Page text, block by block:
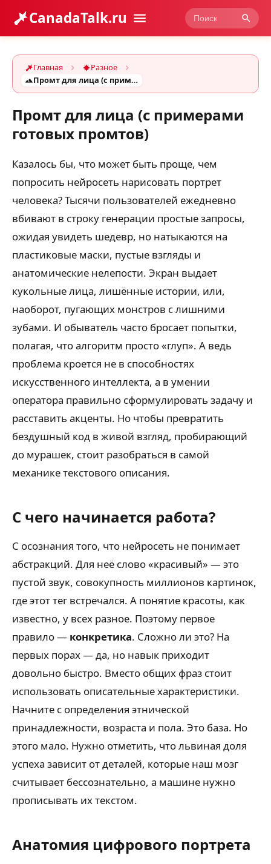
CanadaTalk.ru
Главная
Разное
Промт для лица (с примерами готовых промтов)
Промт для лица (с примерами
готовых промтов)
Казалось бы, что может быть проще, чем
попросить нейросеть нарисовать портрет
человека? Тысячи пользователей ежедневно
вбивают в строку генерации простые запросы,
ожидая увидеть шедевр, но натыкаются на
пластиковые маски, пустые взгляды и
анатомические нелепости. Экран выдает
кукольные лица, лишённые истории, или,
наоборот, пугающих монстров с лишними
зубами. И обыватель часто бросает попытки,
полагая, что алгоритм просто «глуп». А ведь
проблема кроется не в способностях
искусственного интеллекта, а в умении
оператора правильно сформулировать задачу и
расставить акценты. Но чтобы превратить
бездушный код в живой взгляд, пробирающий
до мурашек, стоит разобраться в самой
механике текстового описания.
С чего начинается работа?
С осознания того, что нейросеть не понимает
абстракций. Для неё слово «красивый» — это
пустой звук, совокупность миллионов картинок,
где этот тег встречался. А понятие красоты, как
известно, у всех разное. Поэтому первое
правило — конкретика. Сложно ли это? На
первых порах — да, но навык приходит
довольно быстро. Вместо общих фраз стоит
использовать описательные характеристики.
Начните с определения этнической
принадлежности, возраста и пола. Это база. Но
этого мало. Нужно отметить, что львиная доля
успеха зависит от деталей, которые наш мозг
считывает бессознательно, а машине нужно
прописывать их текстом.
Анатомия цифрового портрета